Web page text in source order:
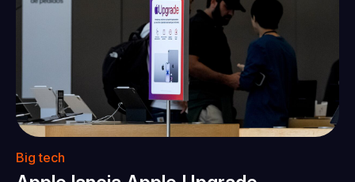
Big tech